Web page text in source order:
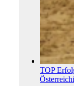
TOP